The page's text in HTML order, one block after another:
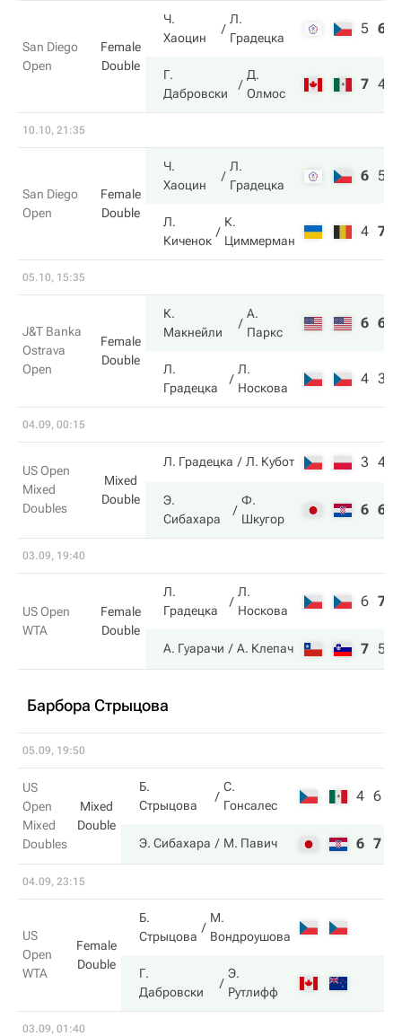
San Diego
Open
Female
Double
Ч.
Хаоцин
Л.
Градецка
5 6
Г.
Дабровски
Д.
Олмос
7 4
10.10, 21:35
San Diego
Open
Female
Double
Ч.
Хаоцин
Л.
Градецка
6 5
Л.
Киченок
К.
Циммерман
4 7
05.10, 15:35
J&T Banka
Ostrava
Open
Female
Double
К.
Макнейли
А.
Паркс
6 6
Л.
Градецка
Л.
Носкова
4 3
04.09, 00:15
US Open
Mixed
Doubles
Mixed
Double
Л. Градецка Л. Кубот 3 4
Э.
Сибахара
Ф.
Шкугор
6 6
03.09, 19:40
US Open
WTA
Female
Double
Л.
Градецка
Л.
Носкова
6 7
А. Гуарачи А. Клепач 7 5
Барбора Стрыцова
05.09, 19:50
US
Open
Mixed
Doubles
Mixed
Double
Б.
Стрыцова
С.
Гонсалес
4 6
Э. Сибахара М. Павич 6 7
04.09, 23:15
US
Open
WTA
Female
Double
Б.
Стрыцова
М.
Вондроушова
Г.
Дабровски
Э.
Рутлифф
03.09, 01:40